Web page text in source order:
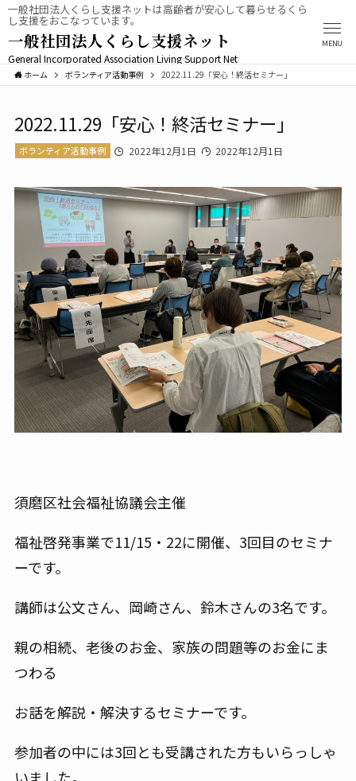
一般社団法人くらし支援ネットは高齢者が安心して暮らせるくら
し支援をおこなっています。
一般社団法人くらし支援ネット
General Incorporated Association Living Support Net
MENU
ホーム ボランティア活動事例 2022.11.29「安心！終活セミナー」
2022.11.29「安心！終活セミナー」
ボランティア活動事例 2022年12月1日 2022年12月1日
須磨区社会福祉協議会主催
福祉啓発事業で11/15・22に開催、3回目のセミナ
ーです。
講師は公文さん、岡崎さん、鈴木さんの3名です。
親の相続、老後のお金、家族の問題等のお金にま
つわる
お話を解説・解決するセミナーです。
参加者の中には3回とも受講された方もいらっしゃ